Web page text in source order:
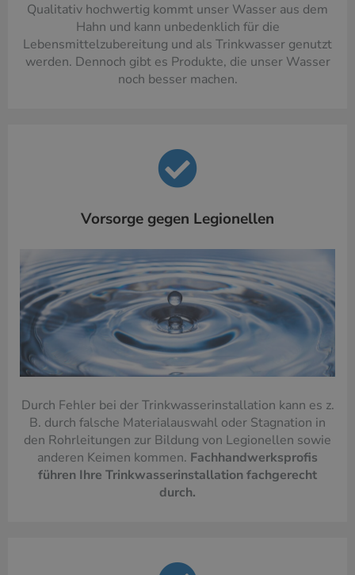
Qualitativ hochwertig kommt unser Wasser aus dem
Hahn und kann unbedenklich für die
Lebensmittelzubereitung und als Trinkwasser genutzt
werden. Dennoch gibt es Produkte, die unser Wasser
noch besser machen.
Vorsorge gegen Legionellen
Durch Fehler bei der Trinkwasserinstallation kann es z.
B. durch falsche Materialauswahl oder Stagnation in
den Rohrleitungen zur Bildung von Legionellen sowie
anderen Keimen kommen. Fachhandwerksprofis
führen Ihre Trinkwasserinstallation fachgerecht
durch.